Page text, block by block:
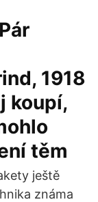
1918
koupí,
těm
ještě
známa